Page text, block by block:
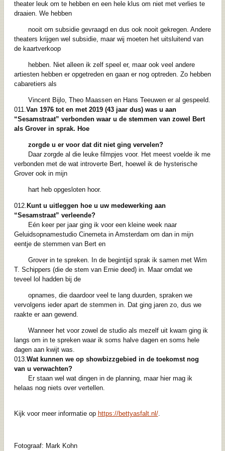
theater leuk om te hebben en een hele klus om niet met verlies te
draaien. We hebben
nooit om subsidie gevraagd en dus ook nooit gekregen. Andere
theaters krijgen wel subsidie, maar wij moeten het uitsluitend van
de kaartverkoop
hebben. Niet alleen ik zelf speel er, maar ook veel andere
artiesten hebben er opgetreden en gaan er nog optreden. Zo hebben
cabaretiers als
Vincent Bijlo, Theo Maassen en Hans Teeuwen er al gespeeld.
011. Van 1976 tot en met 2019 (43 jaar dus) was u aan
“Sesamstraat” verbonden waar u de stemmen van zowel Bert
als Grover in sprak. Hoe
zorgde u er voor dat dit niet ging vervelen?
Daar zorgde al die leuke filmpjes voor. Het meest voelde ik me
verbonden met de wat introverte Bert, hoewel ik de hysterische
Grover ook in mijn
hart heb opgesloten hoor.
012. Kunt u uitleggen hoe u uw medewerking aan
“Sesamstraat” verleende?
Eén keer per jaar ging ik voor een kleine week naar
Geluidsopnamestudio Cinemeta in Amsterdam om dan in mijn
eentje de stemmen van Bert en
Grover in te spreken. In de begintijd sprak ik samen met Wim
T. Schippers (die de stem van Ernie deed) in. Maar omdat we
teveel lol hadden bij de
opnames, die daardoor veel te lang duurden, spraken we
vervolgens ieder apart de stemmen in. Dat ging jaren zo, dus we
raakte er aan gewend.
Wanneer het voor zowel de studio als mezelf uit kwam ging ik
langs om in te spreken waar ik soms halve dagen en soms hele
dagen aan kwijt was.
013. Wat kunnen we op showbizzgebied in de toekomst nog
van u verwachten?
Er staan wel wat dingen in de planning, maar hier mag ik
helaas nog niets over vertellen.
Kijk voor meer informatie op https://bettyasfalt.nl/.
Fotograaf: Mark Kohn